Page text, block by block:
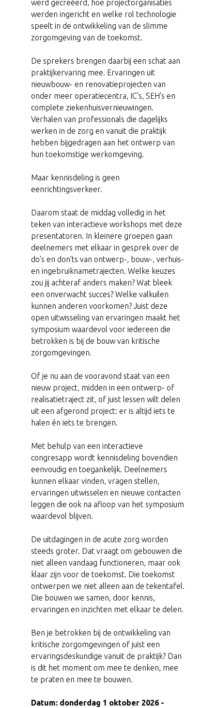
werd gecreëerd, hoe projectorganisaties
werden ingericht en welke rol technologie
speelt in de ontwikkeling van de slimme
zorgomgeving van de toekomst.
De sprekers brengen daarbij een schat aan
praktijkervaring mee. Ervaringen uit
nieuwbouw- en renovatieprojecten van
onder meer operatiecentra, IC's, SEH's en
complete ziekenhuisvernieuwingen.
Verhalen van professionals die dagelijks
werken in de zorg en vanuit die praktijk
hebben bijgedragen aan het ontwerp van
hun toekomstige werkomgeving.
Maar kennisdeling is geen
eenrichtingsverkeer.
Daarom staat de middag volledig in het
teken van interactieve workshops met deze
presentatoren. In kleinere groepen gaan
deelnemers met elkaar in gesprek over de
do's en don'ts van ontwerp-, bouw-, verhuis-
en ingebruiknametrajecten. Welke keuzes
zou jij achteraf anders maken? Wat bleek
een onverwacht succes? Welke valkuilen
kunnen anderen voorkomen? Juist deze
open uitwisseling van ervaringen maakt het
symposium waardevol voor iedereen die
betrokken is bij de bouw van kritische
zorgomgevingen.
Of je nu aan de vooravond staat van een
nieuw project, midden in een ontwerp- of
realisatietraject zit, of juist lessen wilt delen
uit een afgerond project: er is altijd iets te
halen én iets te brengen.
Met behulp van een interactieve
congresapp wordt kennisdeling bovendien
eenvoudig en toegankelijk. Deelnemers
kunnen elkaar vinden, vragen stellen,
ervaringen uitwisselen en nieuwe contacten
leggen die ook na afloop van het symposium
waardevol blijven.
De uitdagingen in de acute zorg worden
steeds groter. Dat vraagt om gebouwen die
niet alleen vandaag functioneren, maar ook
klaar zijn voor de toekomst. Die toekomst
ontwerpen we niet alleen aan de tekentafel.
Die bouwen we samen, door kennis,
ervaringen en inzichten met elkaar te delen.
Ben je betrokken bij de ontwikkeling van
kritische zorgomgevingen of juist een
ervaringsdeskundige vanuit de praktijk? Dan
is dit het moment om mee te denken, mee
te praten en mee te bouwen.
Datum: donderdag 1 oktober 2026 -